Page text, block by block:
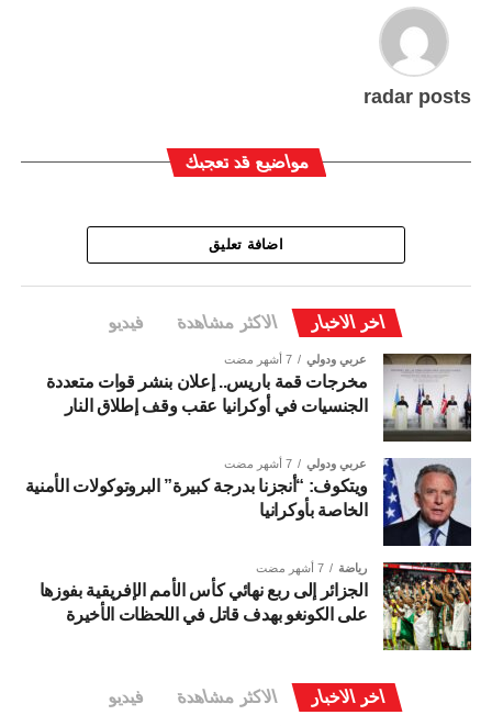
radar posts
مواضيع قد تعجبك
اضافة تعليق
اخر الاخبار الاكثر مشاهدة فيديو
عربي ودولي 7 أشهر مضت
مخرجات قمة باريس.. إعلان بنشر قوات متعددة
الجنسيات في أوكرانيا عقب وقف إطلاق النار
عربي ودولي 7 أشهر مضت
ويتكوف: “أنجزنا بدرجة كبيرة” البروتوكولات الأمنية
الخاصة بأوكرانيا
رياضة 7 أشهر مضت
الجزائر إلى ربع نهائي كأس الأمم الإفريقية بفوزها
على الكونغو بهدف قاتل في اللحظات الأخيرة
اخر الاخبار الاكثر مشاهدة فيديو